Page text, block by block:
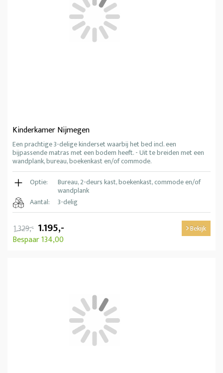
Kinderkamer Nijmegen
Een prachtige 3-delige kinderset waarbij het bed incl. een
bijpassende matras met een bodem heeft. - Uit te breiden met een
wandplank, bureau, boekenkast en/of commode.
Optie:
Bureau, 2-deurs kast, boekenkast, commode en/of
wandplank
Aantal:
3-delig
1.329,- 1.195,-
Bespaar 134,00
Bekijk